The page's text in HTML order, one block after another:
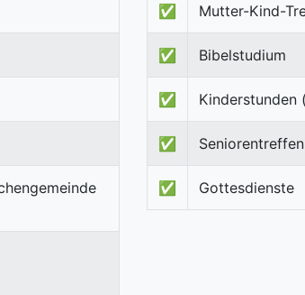
✅ Mutter-Kind-
✅ Bibelstudium
✅ Kinderstunden
✅ Seniorentreffen
✅ Gottesdienste